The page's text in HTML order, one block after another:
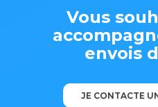
Vous
envois
JE CONTACTE